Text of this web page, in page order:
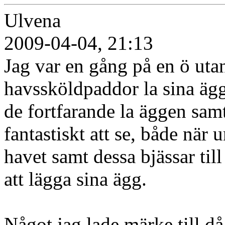
Ulvena
2009-04-04, 21:13
Jag var en gång på en ö
havssköldpaddor la sina
de fortfarande la äggen
fantastiskt att se, både när
havet samt dessa bjässar
att lägga sina ägg.